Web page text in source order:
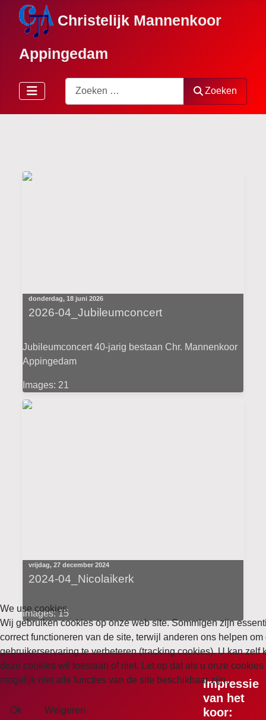
Christelijk Mannenkoor
Appingedam
Zoeken
donderdag, 18 juni 2026
2026-04_Jubileumconcert
Jubileumconcert 40-jarig bestaan Chr. Mannenkoor
Appingedam
Images: 21
vrijdag, 27 december 2024
2024-04_Nicolaikerk
Images: 15
Impressie
van het
koor:
We use cookies
Wij gebruiken cookies op onze web site. Sommigen zijn
correct functioneren van de site, terwijl anderen ons helpen om
gebruikerservaring te verbeteren (tracking cookies). U kan zelf
deze cookies wil toestaan of niet. Let op dat als u onze
mogelijk niet alle functies van de site beschikbaar zijn.
Ok Weigeren